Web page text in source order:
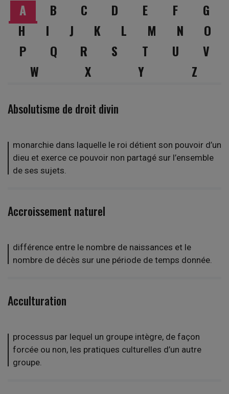
A B C D E F
G
H
I J K L M N
O
P
Q R S T U
V
W
X Y Z
Absolutisme de droit divin
monarchie dans laquelle le roi détient son pouvoir d’un
dieu et exerce ce pouvoir non partagé sur l’ensemble
de ses sujets.
Accroissement naturel
différence entre le nombre de naissances et le
nombre de décès sur une période de temps donnée.
Acculturation
processus par lequel un groupe intègre, de façon
forcée ou non, les pratiques culturelles d’un autre
groupe.